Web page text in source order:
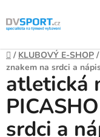
Přejít
na
Domů
/ KLUBOVÝ E-SHOP /
znakem na srdci a
atletická
srdci a